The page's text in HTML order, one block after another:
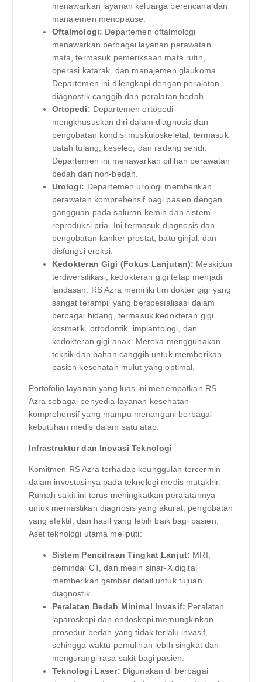
menawarkan layanan keluarga berencana dan
manajemen menopause.
Oftalmologi: Departemen oftalmologi
menawarkan berbagai layanan perawatan
mata, termasuk pemeriksaan mata rutin,
operasi katarak, dan manajemen glaukoma.
Departemen ini dilengkapi dengan peralatan
diagnostik canggih dan peralatan bedah.
Ortopedi: Departemen ortopedi
mengkhususkan diri dalam diagnosis dan
pengobatan kondisi muskuloskeletal, termasuk
patah tulang, keseleo, dan radang sendi.
Departemen ini menawarkan pilihan perawatan
bedah dan non-bedah.
Urologi: Departemen urologi memberikan
perawatan komprehensif bagi pasien dengan
gangguan pada saluran kemih dan sistem
reproduksi pria. Ini termasuk diagnosis dan
pengobatan kanker prostat, batu ginjal, dan
disfungsi ereksi.
Kedokteran Gigi (Fokus Lanjutan): Meskipun
terdiversifikasi, kedokteran gigi tetap menjadi
landasan. RS Azra memiliki tim dokter gigi yang
sangat terampil yang berspesialisasi dalam
berbagai bidang, termasuk kedokteran gigi
kosmetik, ortodontik, implantologi, dan
kedokteran gigi anak. Mereka menggunakan
teknik dan bahan canggih untuk memberikan
pasien kesehatan mulut yang optimal.
Portofolio layanan yang luas ini menempatkan RS
Azra sebagai penyedia layanan kesehatan
komprehensif yang mampu menangani berbagai
kebutuhan medis dalam satu atap.
Infrastruktur dan Inovasi Teknologi
Komitmen RS Azra terhadap keunggulan tercermin
dalam investasinya pada teknologi medis mutakhir.
Rumah sakit ini terus meningkatkan peralatannya
untuk memastikan diagnosis yang akurat, pengobatan
yang efektif, dan hasil yang lebih baik bagi pasien.
Aset teknologi utama meliputi:
Sistem Pencitraan Tingkat Lanjut: MRI,
pemindai CT, dan mesin sinar-X digital
memberikan gambar detail untuk tujuan
diagnostik.
Peralatan Bedah Minimal Invasif: Peralatan
laparoskopi dan endoskopi memungkinkan
prosedur bedah yang tidak terlalu invasif,
sehingga waktu pemulihan lebih singkat dan
mengurangi rasa sakit bagi pasien.
Teknologi Laser: Digunakan di berbagai